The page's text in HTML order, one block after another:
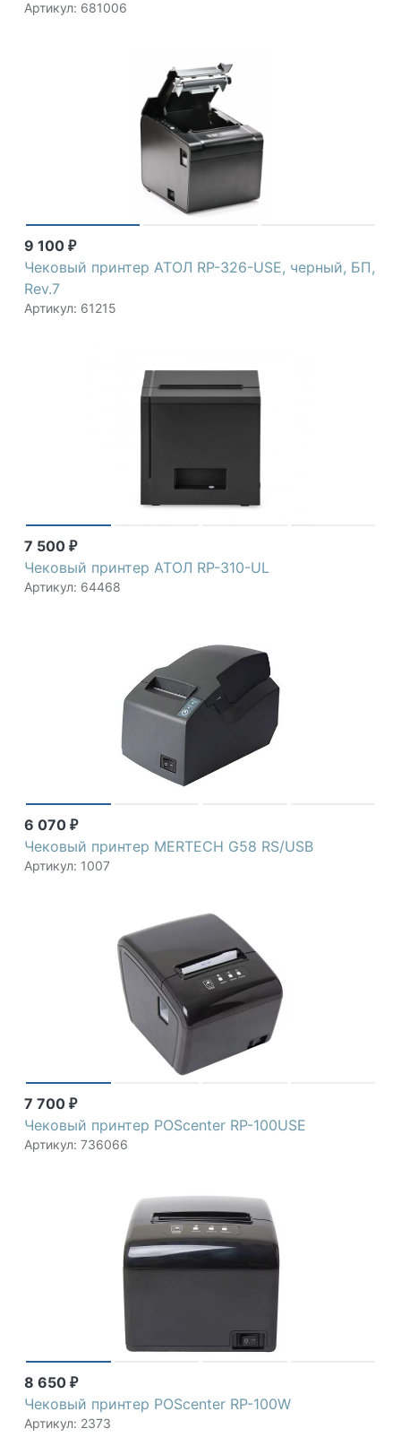
Артикул: 681006
9 100 ₽
Чековый принтер АТОЛ RP-326-USE, черный, БП,
Rev.7
Артикул: 61215
7 500 ₽
Чековый принтер АТОЛ RP-310-UL
Артикул: 64468
6 070 ₽
Чековый принтер MERTECH G58 RS/USB
Артикул: 1007
7 700 ₽
Чековый принтер POScenter RP-100USE
Артикул: 736066
8 650 ₽
Чековый принтер POScenter RP-100W
Артикул: 2373